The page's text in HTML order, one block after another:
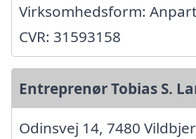
Virksomhedsform:
CVR: 31593158
Entreprenør Tobias S.
Odinsvej 14, 7480